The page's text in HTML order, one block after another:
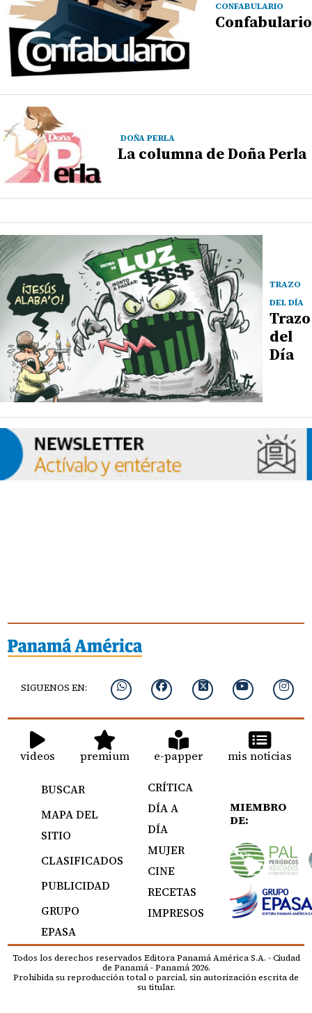
CONFABULARIO
Confabulario
DOÑA PERLA
La columna de Doña Perla
TRAZO
DEL DÍA
Trazo
del
Día
SIGUENOS EN:
videos premium e-papper mis noticias
BUSCAR
MAPA DEL
SITIO
CLASIFICADOS
PUBLICIDAD
GRUPO
EPASA
CRÍTICA
DÍA A
DÍA
MUJER
CINE
RECETAS
IMPRESOS
MIEMBRO
DE:
Todos los derechos reservados Editora Panamá América S.A. - Ciudad
de Panamá - Panamá 2026.
Prohibida su reproducción total o parcial, sin autorización escrita de
su titular.